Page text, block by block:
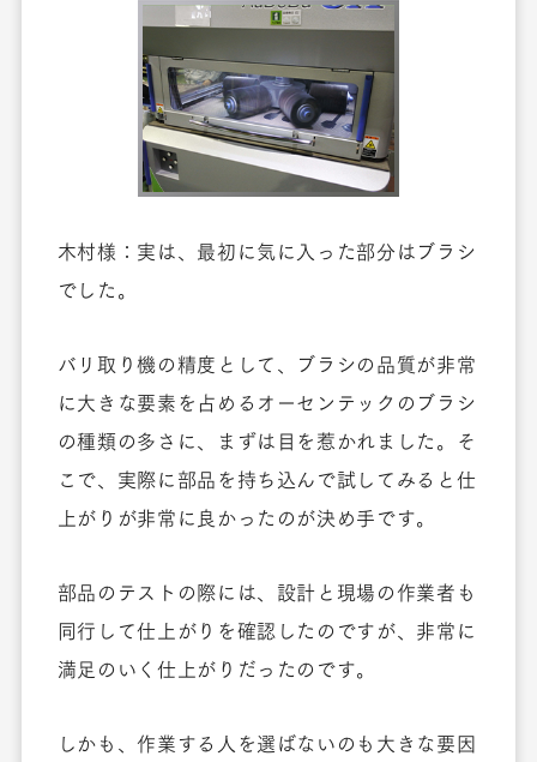
木村様：実は、最初に気に入った部分はブラシ
でした。
バリ取り機の精度として、ブラシの品質が非常
に大きな要素を占めるオーセンテックのブラシ
の種類の多さに、まずは目を惹かれました。そ
こで、実際に部品を持ち込んで試してみると仕
上がりが非常に良かったのが決め手です。
部品のテストの際には、設計と現場の作業者も
同行して仕上がりを確認したのですが、非常に
満足のいく仕上がりだったのです。
しかも、作業する人を選ばないのも大きな要因